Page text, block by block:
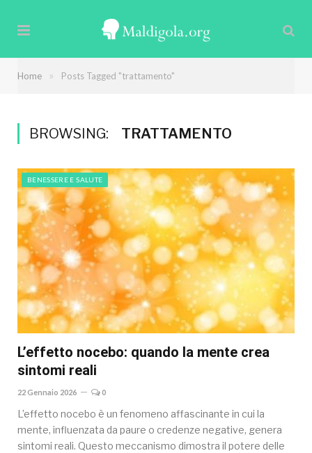
Home » Posts Tagged "trattamento"
BROWSING: TRATTAMENTO
BENESSERE E SALUTE
L’effetto nocebo: quando la mente crea
sintomi reali
22 Gennaio 2026 0
L’effetto nocebo è un fenomeno affascinante in cui la
mente, influenzata da paure o credenze negative, genera
sintomi reali. Questo meccanismo dimostra il potere delle